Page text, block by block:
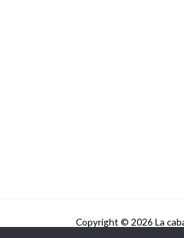
Copyright © 2026 La